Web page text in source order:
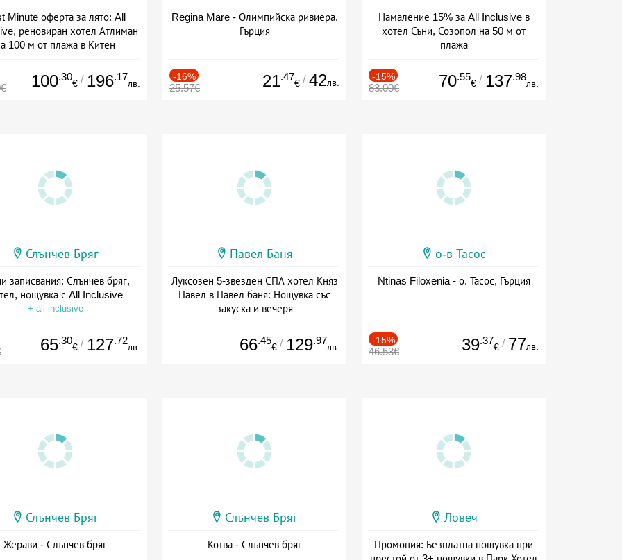
Minute оферта за лято: All
реновиран хотел Атлиман
100 м от плажа в Китен
100.30
€ / 196.17
лв.
Regina Mare - Олимпийска ривиера,
Гърция
-16%
25.57€ 21.47
€ / 42лв.
Намаление 15% за All Inclusive в
хотел Съни, Созопол на 50 м от
плажа
-15%
83.00€ 70.55
€ / 137.98
лв.
Слънчев Бряг
записвания: Слънчев бряг,
нощувка с All Inclusive
+ all inclusive
65.30
€ / 127.72
лв.
Павел Баня
Луксозен 5-звезден СПА хотел Княз
Павел в Павел баня: Нощувка със
закуска и вечеря
66.45
€ / 129.97
лв.
о-в Тасос
Ntinas Filoxenia - о. Тасос, Гърция
-15%
46.53€ 39.37
€ / 77лв.
Слънчев Бряг
Жерави - Слънчев бряг
Слънчев Бряг
Котва - Слънчев бряг
Ловеч
Промоция: Безплатна нощувка при